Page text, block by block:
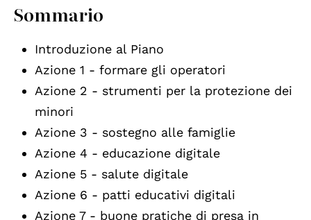
Sommario
Introduzione al Piano
Azione 1 - formare gli operatori
Azione 2 - strumenti per la protezione dei
minori
Azione 3 - sostegno alle famiglie
Azione 4 - educazione digitale
Azione 5 - salute digitale
Azione 6 - patti educativi digitali
Azione 7 - buone pratiche di presa in